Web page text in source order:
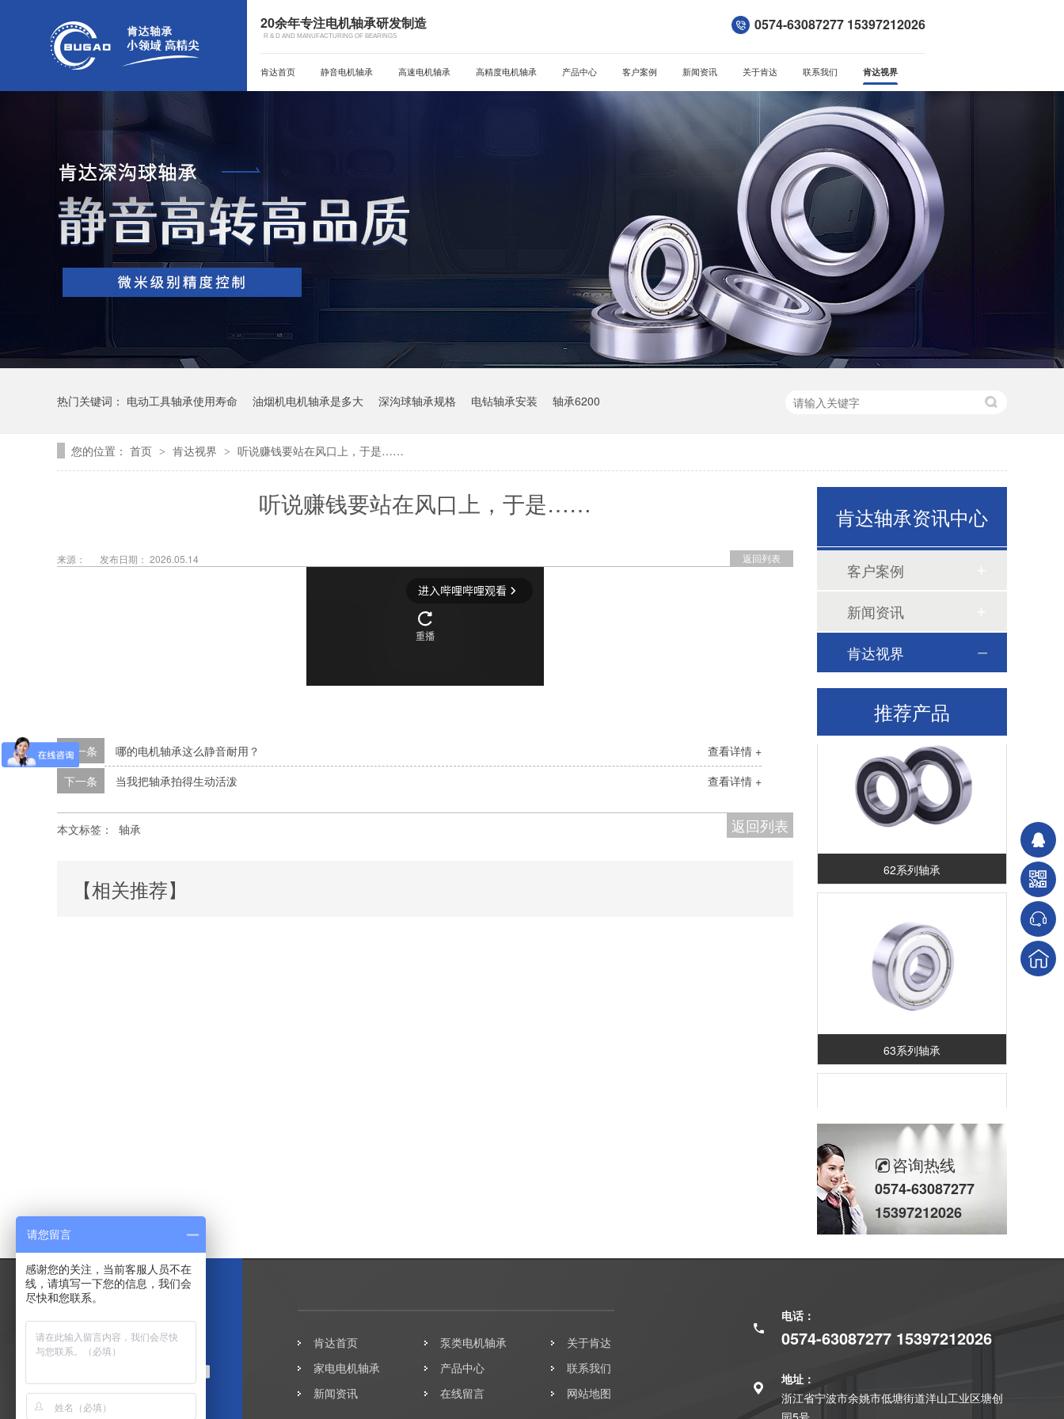
20余年专注电机轴承研发制造
R & D AND MANUFACTURING OF BEARINGS
0574-63087277 15397212026
肯达首页 静音电机轴承 高速电机轴承 高精度电机轴承 产品中心 客户案例 新闻资讯 关于肯达 联系我们 肯达视界
热门关键词： 电动工具轴承使用寿命 油烟机电机轴承是多大 深沟球轴承规格 电钻轴承安装 轴承6200
您的位置： 首页 > 肯达视界 > 听说赚钱要站在风口上，于是……
听说赚钱要站在风口上，于是……
返回列表
来源： 发布日期： 2026.05.14
查看详情 +
上一条
哪的电机轴承这么静音耐用？
查看详情 +
下一条 当我把轴承拍得生动活泼
返回列表
本文标签： 轴承
【相关推荐】
肯达轴承资讯中心
客户案例
新闻资讯
肯达视界
推荐产品
62系列轴承
63系列轴承
68系列轴承
69系列轴承
咨询热线
0574-63087277
15397212026
肯达首页 泵类电机轴承
关于肯达
家电电机轴承
产品中心
联系我们
新闻资讯
在线留言 网站地图
电话：
0574-63087277 15397212026
地址：
浙江省宁波市余姚市低塘街道洋山工业区塘创
请您留言
感谢您的关注，当前客服人员不在
线，请填写一下您的信息，我们会
尽快和您联系。